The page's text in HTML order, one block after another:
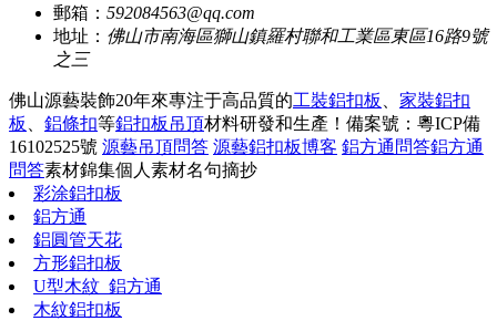
郵箱： 592084563@qq.com
地址： 佛山市南海區獅山鎮羅村聯和工業區東區16路9號
之三
佛山源藝裝飾20年來專注于高品質的工裝鋁扣板
家裝鋁扣
板
鋁條扣等鋁扣板吊頂材料研發和生產！ 備案號：粵ICP備
16102525號 源藝吊頂問答 源藝鋁扣板博客 鋁方通問答鋁方通
問答素材錦集個人素材名句摘抄
彩涂鋁扣板
鋁方通
鋁圓管天花
方形鋁扣板
U型木紋_鋁方通
木紋鋁扣板